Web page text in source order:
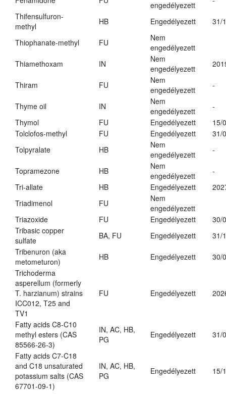
engedélyezett
Thifensulfuron-
methyl
HB Engedélyezett 31/
Thiophanate-methyl FU
Nem
engedélyezett
Thiamethoxam
IN
Nem
engedélyezett
Thiram FU
Nem
engedélyezett
-
Thyme oil IN
Nem
engedélyezett
-
Thymol
FU Engedélyezett
15/
Tolclofos-methyl
FU Engedélyezett
31/
Tolpyralate
HB
Nem
engedélyezett
-
Topramezone HB
Nem
engedélyezett
-
Tri-allate
HB Engedélyezett
Triadimenol
FU
Nem
engedélyezett
Triazoxide
FU Engedélyezett
30/
Tribasic copper
sulfate
BA, FU Engedélyezett
31/
Tribenuron (aka
metometuron)
HB Engedélyezett
30/
Trichoderma
asperellum (formerly
T. harzianum) strains
ICC012, T25 and
TV1
FU Engedélyezett
Fatty acids C8-C10
methyl esters (CAS
85566-26-3)
IN, AC, HB,
PG
Engedélyezett 31/
Fatty acids C7-C18
and C18 unsaturated
potassium salts (CAS
67701-09-1)
IN, AC, HB,
PG
Engedélyezett 15/